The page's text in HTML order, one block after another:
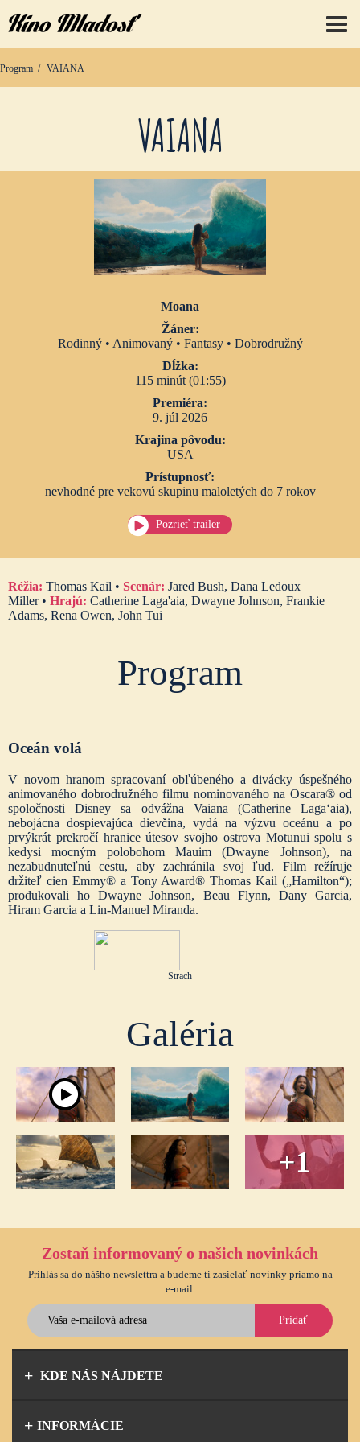
Program VAIANA
VAIANA
Moana
Žáner:
Rodinný • Animovaný • Fantasy • Dobrodružný
Dĺžka:
115 minút (01:55)
Premiéra:
9. júl 2026
Krajina pôvodu:
USA
Prístupnosť:
nevhodné pre vekovú skupinu maloletých do 7 rokov
Pozrieť trailer
Réžia: Thomas Kail • Scenár: Jared Bush, Dana Ledoux
Miller • Hrajú: Catherine Laga'aia, Dwayne Johnson, Frankie
Adams, Rena Owen, John Tui
Program
Oceán volá
V novom hranom spracovaní obľúbeného a divácky úspešného
animovaného dobrodružného filmu nominovaného na Oscara® od
spoločnosti Disney sa odvážna Vaiana (Catherine Lagaʻaia),
nebojácna dospievajúca dievčina, vydá na výzvu oceánu a po
prvýkrát prekročí hranice útesov svojho ostrova Motunui spolu s
kedysi mocným polobohom Mauim (Dwayne Johnson), na
nezabudnuteľnú cestu, aby zachránila svoj ľud. Film režíruje
držiteľ cien Emmy® a Tony Award® Thomas Kail („Hamilton“);
produkovali ho Dwayne Johnson, Beau Flynn, Dany Garcia,
Hiram Garcia a Lin-Manuel Miranda.
Strach
Galéria
+1
Zostaň informovaný o našich novinkách
Prihlás sa do nášho newslettra a budeme ti zasielať novinky priamo na
e-mail.
Pridať
KDE NÁS NÁJDETE
INFORMÁCIE